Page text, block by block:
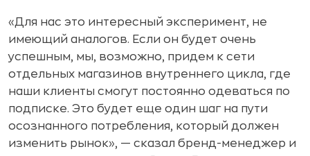
«Для нас это интересный эксперимент, не
имеющий аналогов. Если он будет очень
успешным, мы, возможно, придем к сети
отдельных магазинов внутреннего цикла, где
наши клиенты смогут постоянно одеваться по
подписке. Это будет еще один шаг на пути
осознанного потребления, который должен
изменить рынок», — сказал бренд-менеджер и